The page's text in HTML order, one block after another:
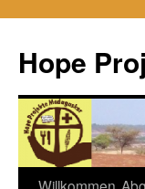
Hope
Zum